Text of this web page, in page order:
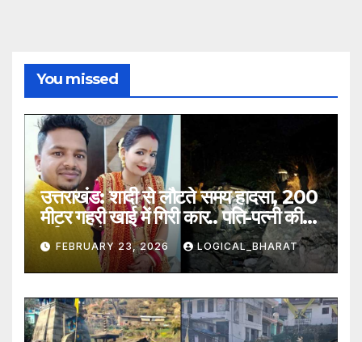
You missed
उत्तराखंड: शादी से लौटते समय हादसा, 200
मीटर गहरी खाई में गिरी कार.. पति-पत्नी की
दर्दनाक मौत
FEBRUARY 23, 2026 LOGICAL_BHARAT